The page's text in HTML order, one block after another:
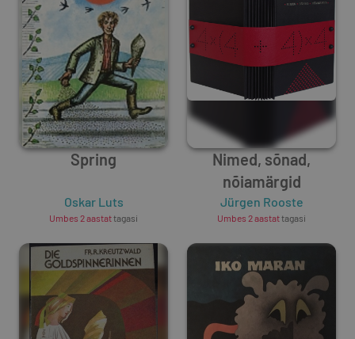
Spring
Oskar Luts
Umbes 2 aastattagasi
Nimed, sõnad,
nõiamärgid
Jürgen Rooste
Umbes 2 aastattagasi